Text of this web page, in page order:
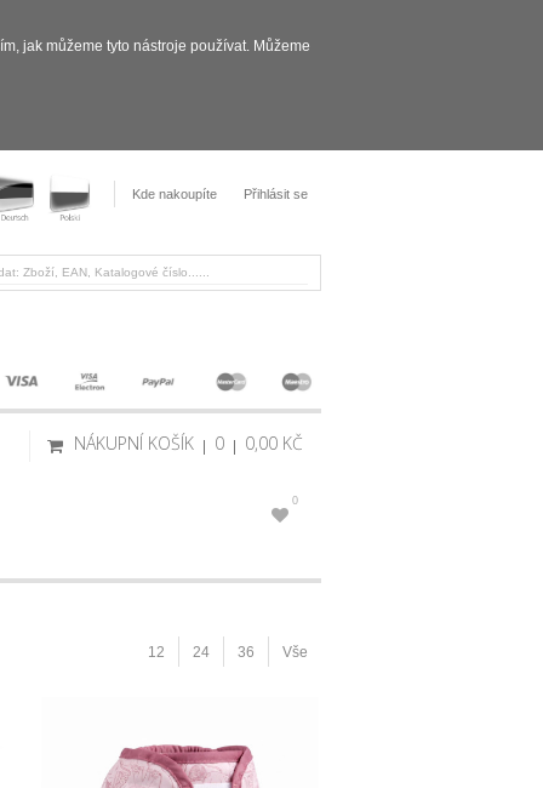
jak můžeme tyto nástroje používat. Můžeme
Kde nakoupíte Přihlásit se
NÁKUPNÍ KOŠÍK 0 0,00 KČ
0
12 24 36 Vše